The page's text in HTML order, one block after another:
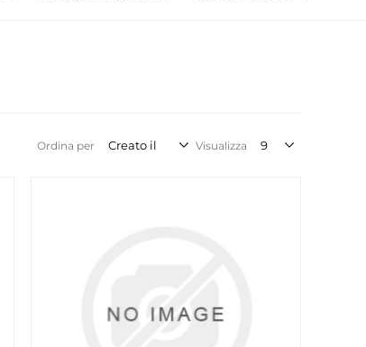
Ordina per Visualizza